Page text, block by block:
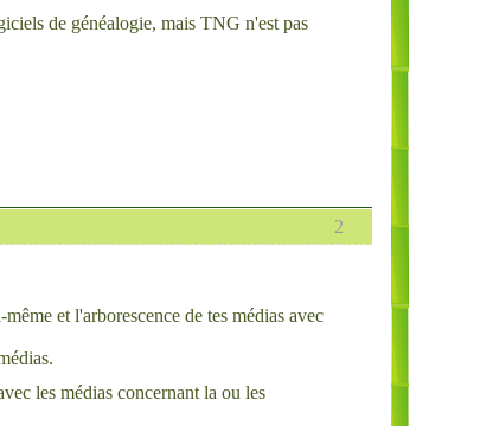
de généalogie, mais TNG n'est pas
2
et l'arborescence de tes médias avec
les médias concernant la ou les